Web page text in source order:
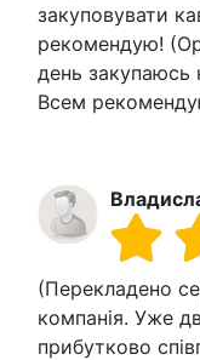
закуповувати
рекомендую!
день
Всем
(Перекладено
компанія. Уже
прибутково